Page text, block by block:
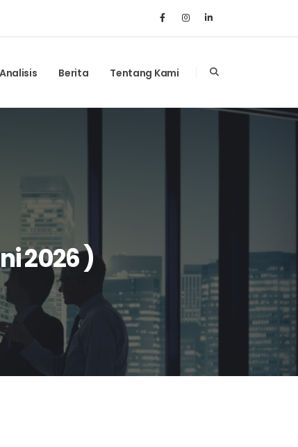
Analisis Berita Tentang Kami
2026 )